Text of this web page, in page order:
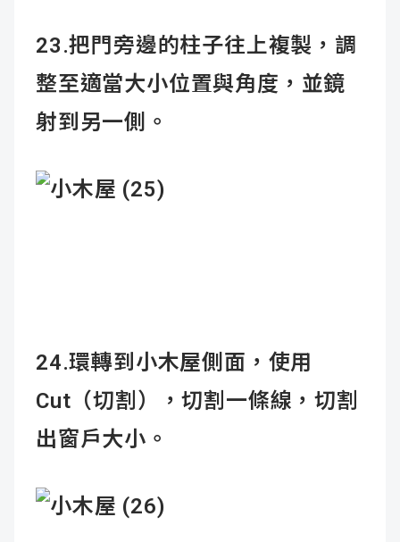
23.把門旁邊的柱子往上複製，調
整至適當大小位置與角度，並鏡
射到另一側。
24.環轉到小木屋側面，使用
Cut（切割），切割一條線，切割
出窗戶大小。